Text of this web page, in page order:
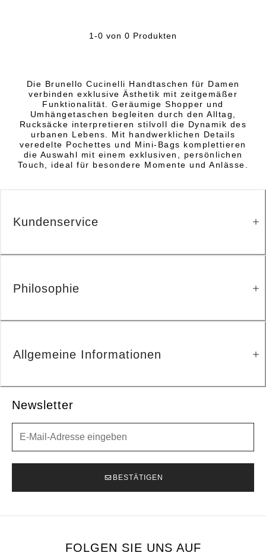
1-0 von 0 Produkten
Die Brunello Cucinelli Handtaschen für Damen
verbinden exklusive Ästhetik mit zeitgemäßer
Funktionalität. Geräumige Shopper und
Umhängetaschen begleiten durch den Alltag,
Rucksäcke interpretieren stilvoll die Dynamik des
urbanen Lebens. Mit handwerklichen Details
veredelte Pochettes und Mini-Bags komplettieren
die Auswahl mit einem exklusiven, persönlichen
Touch, ideal für besondere Momente und Anlässe.
Newsletter
BESTÄTIGEN
Kundenservice
Philosophie
Allgemeine Informationen
FOLGEN SIE UNS AUF